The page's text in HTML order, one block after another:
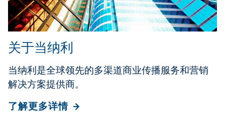
关于当纳利
当纳利是全球领先的多渠道商业传播服务和营销
解决方案提供商。
了解更多详情